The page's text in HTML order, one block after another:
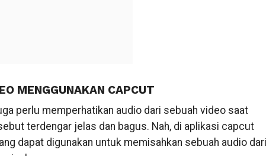
MENGGUNAKAN CAPCUT
perlu memperhatikan audio dari sebuah video saat
terdengar jelas dan bagus. Nah, di aplikasi capcut
dapat digunakan untuk memisahkan sebuah audio dari